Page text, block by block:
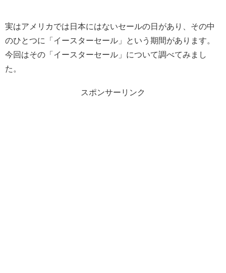
実はアメリカでは日本にはないセールの日があり、その中
のひとつに「イースターセール」という期間があります。
今回はその「イースターセール」について調べてみまし
た。
スポンサーリンク